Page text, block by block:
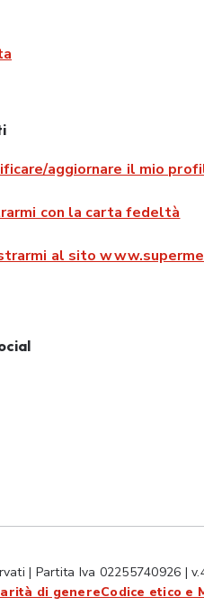
aggiornare il mio
con la carta fedeltà
al sito
| Partita Iva 02255740926 |
di genereCodice etico e